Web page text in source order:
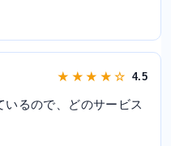
★ ★ ★ ★ ☆ 4.5
るので、どのサービス